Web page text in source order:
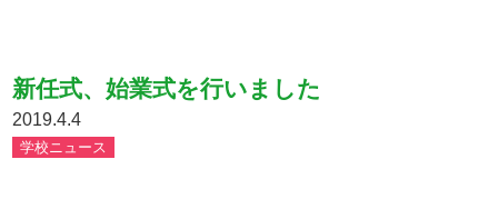
新任式、始業式を行いました
2019.4.4
学校ニュース